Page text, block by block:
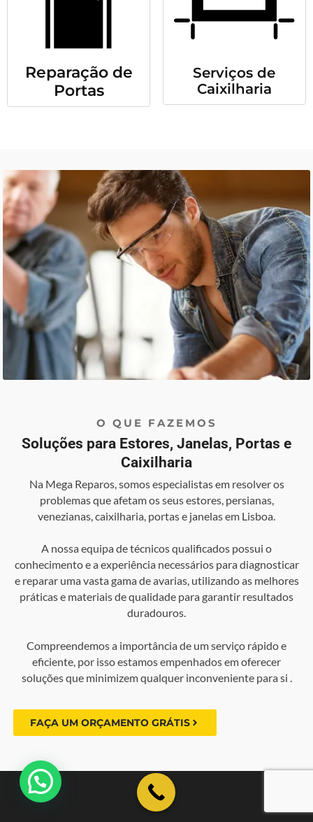
Reparação de
Portas
Serviços de
Caixilharia
O QUE FAZEMOS
Soluções para Estores, Janelas, Portas e
Caixilharia
Na Mega Reparos, somos especialistas em resolver os
problemas que afetam os seus estores, persianas,
venezianas, caixilharia, portas e janelas em Lisboa.
A nossa equipa de técnicos qualificados possui o
conhecimento e a experiência necessários para diagnosticar
e reparar uma vasta gama de avarias, utilizando as melhores
práticas e materiais de qualidade para garantir resultados
duradouros.
Compreendemos a importância de um serviço rápido e
eficiente, por isso estamos empenhados em oferecer
soluções que minimizem qualquer inconveniente para si .
FAÇA UM ORÇAMENTO GRÁTIS
💬 Como podemos ajudar?